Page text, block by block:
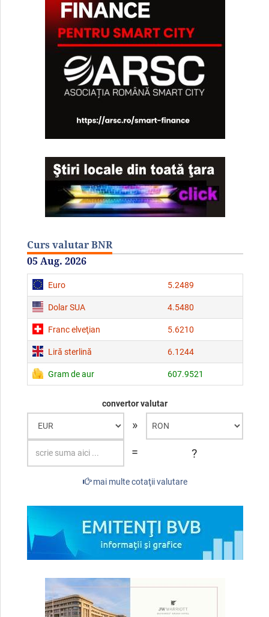
Curs valutar BNR
05 Aug. 2026
Euro 5.2489
Dolar SUA 4.5480
Franc elveţian 5.6210
Liră sterlină 6.1244
Gram de aur 607.9521
convertor valutar
»
=
?
mai multe cotaţii valutare